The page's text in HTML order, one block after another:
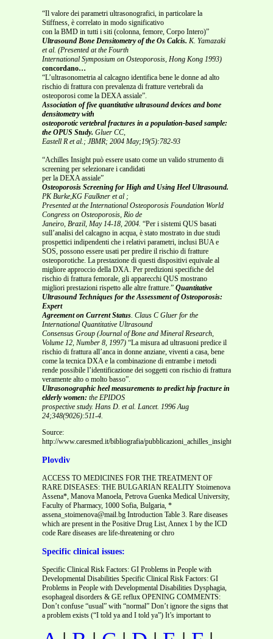
“Il valore dei parametri ultrasonografici, in particolare la
Stiffness, è correlato in modo significativo
con la BMD in tutti i siti (colonna, femore, Corpo Intero)”
Ultrasound Bone Densitometry of the Os Calcis. K. Yamazaki
et al. (Presented at the Fourth
International Symposium on Osteoporosis, Hong Kong 1993)
concordano…
“L’ultrasonometria al calcagno identifica bene le donne ad alto
rischio di frattura con prevalenza di fratture vertebrali da
osteoporosi come la DEXA assiale”.
Association of five quantitative ultrasound devices and bone
densitometry with
osteoporotic vertebral fractures in a population-based sample:
the OPUS Study. Gluer CC,
Eastell R et al.; JBMR; 2004 May;19(5):782-93
“Achilles Insight può essere usato come un valido strumento di
screening per selezionare i candidati
per la DEXA assiale”
Osteoporosis Screening for High and Using Heel Ultrasound.
PK Burke,KG Faulkner et al ;
Presented at the International Osteoporosis Foundation World
Congress on Osteoporosis, Rio de
Janeiro, Brazil, May 14-18, 2004. “Per i sistemi QUS basati
sull’analisi del calcagno in acqua, è stato mostrato in due studi
prospettici indipendenti che i relativi parametri, inclusi BUA e
SOS, possono essere usati per predire il rischio di fratture
osteoporotiche. La prestazione di questi dispositivi equivale al
migliore approccio della DXA. Per predizioni specifiche del
rischio di frattura femorale, gli apparecchi QUS mostrano
migliori prestazioni rispetto alle altre fratture.” Quantitative
Ultrasound Techniques for the Assessment of Osteoporosis:
Expert
Agreement on Current Status. Claus C Gluer for the
International Quantitative Ultrasound
Consensus Group (Journal of Bone and Mineral Research,
Volume 12, Number 8, 1997) “La misura ad ultrasuoni predice il
rischio di frattura all’anca in donne anziane, viventi a casa, bene
come la tecnica DXA e la combinazione di entrambe i metodi
rende possibile l’identificazione dei soggetti con rischio di frattura
veramente alto o molto basso”.
Ultrasonographic heel measurements to predict hip fracture in
elderly women: the EPIDOS
prospective study. Hans D. et al. Lancet. 1996 Aug
24;348(9026):511-4.
Source:
http://www.caresmed.it/bibliografia/pubblicazioni_achilles_insight.pdf
Plovdiv
ACCESS TO MEDICINES FOR THE TREATMENT OF
RARE DISEASES: THE BULGARIAN REALITY Stoimenova
Assena*, Manova Manoela, Petrova Guenka Medical University,
Faculty of Pharmacy, 1000 Sofia, Bulgaria, *
assena_stoimenova@mail.bg Introduction Table 3. Rare diseases
which are present in the Positive Drug List, Annex 1 by the ICD
code Rare diseases are life-threatening or chro
Specific clinical issues:
Specific Clinical Risk Factors: GI Problems in People with
Developmental Disabilities Specific Clinical Risk Factors: GI
Problems in People with Developmental Disabilities Dysphagia,
esophageal disorders & GE reflux OPENING COMMENTS:
Don’t confuse “usual” with “normal” Don’t ignore the signs that
a problem exists (“I told ya and I told ya”) It’s important to